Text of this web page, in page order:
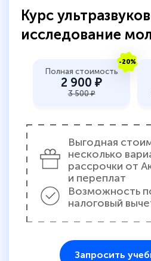
Курс
исследование
-20%
Полная стоимость
2 900 ₽
3 500 ₽
Выгодная
несколько
рассрочки от
и переплат
Возможность
налоговый
Запросить